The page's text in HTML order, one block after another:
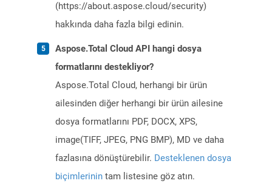
(https://about.aspose.cloud/security)
hakkında daha fazla bilgi edinin.
Aspose.Total Cloud API hangi dosya
formatlarını destekliyor?
Aspose.Total Cloud, herhangi bir ürün
ailesinden diğer herhangi bir ürün ailesine
dosya formatlarını PDF, DOCX, XPS,
image(TIFF, JPEG, PNG BMP), MD ve daha
fazlasına dönüştürebilir. Desteklenen dosya
biçimlerinin tam listesine göz atın.